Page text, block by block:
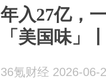
年入27亿，
「美国味」
36氪财经 2026-06-